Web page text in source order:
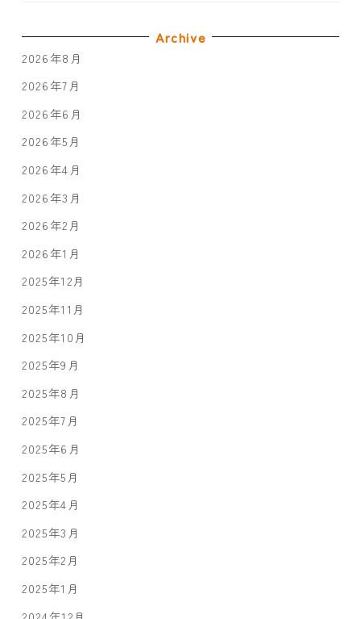
Archive
2026年8月
2026年7月
2026年6月
2026年5月
2026年4月
2026年3月
2026年2月
2026年1月
2025年12月
2025年11月
2025年10月
2025年9月
2025年8月
2025年7月
2025年6月
2025年5月
2025年4月
2025年3月
2025年2月
2025年1月